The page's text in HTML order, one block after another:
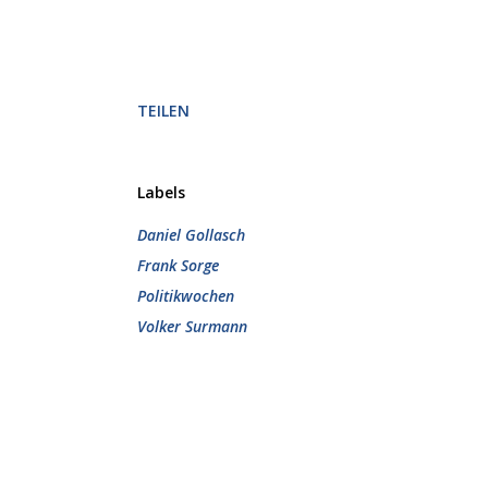
TEILEN
Labels
Daniel Gollasch
Frank Sorge
Politikwochen
Volker Surmann